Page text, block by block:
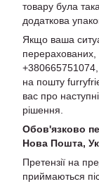
товару була
додаткова
Якщо ваша
на пошту
вас про
рішення.
Обов'язково
Нова Пошта,
Претензії на
приймаються